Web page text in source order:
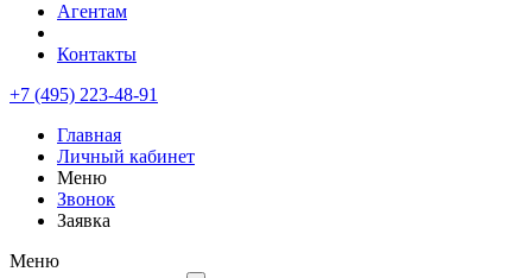
Агентам
Контакты
+7 (495) 223-48-91
Главная
Личный кабинет
Меню
Звонок
Заявка
Меню